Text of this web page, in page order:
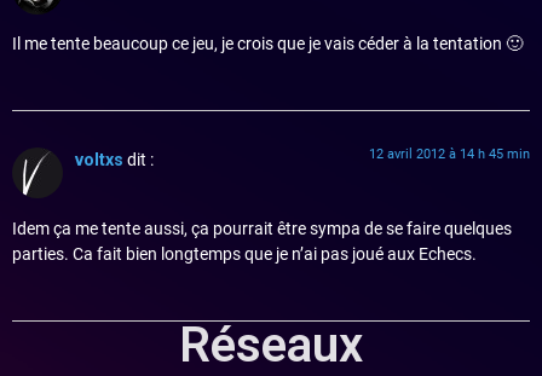
Il me tente beaucoup ce jeu, je crois que je vais céder à la tentation 🙂
voltxs dit : 12 avril 2012 à 14 h 45 min
Idem ça me tente aussi, ça pourrait être sympa de se faire quelques
parties. Ca fait bien longtemps que je n’ai pas joué aux Echecs.
Réseaux